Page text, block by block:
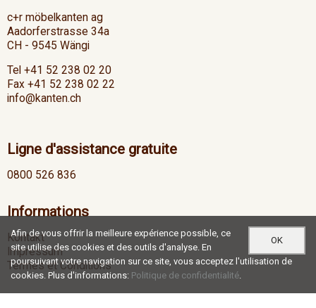
c+r möbelkanten ag
Aadorferstrasse 34a
CH - 9545 Wängi
Tel +41 52 238 02 20
Fax +41 52 238 02 22
info@kanten.ch
Ligne d'assistance gratuite
0800 526 836
Informations
Kontakt
Impressum
Termes et Conditions
OK
Afin de vous offrir la meilleure expérience possible, ce
site utilise des cookies et des outils d'analyse. En
poursuivant votre navigation sur ce site, vous acceptez l'utilisation de
cookies. Plus d'informations: Politique de confidentialité.